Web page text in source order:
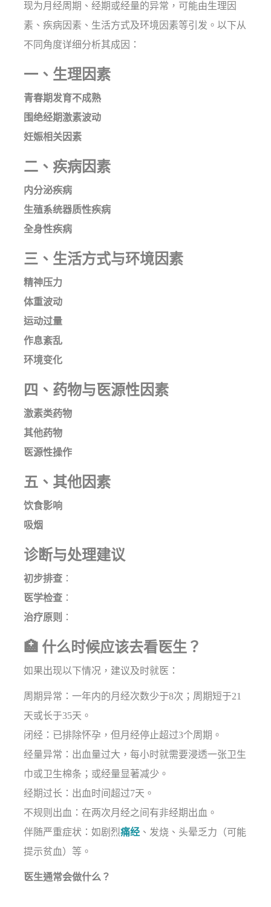
现为月经周期、经期或经量的异常，可能由生理因
素、疾病因素、生活方式及环境因素等引发。以下从
不同角度详细分析其成因：
一、生理因素
青春期发育不成熟
围绝经期激素波动
妊娠相关因素
二、疾病因素
内分泌疾病
生殖系统器质性疾病
全身性疾病
三、生活方式与环境因素
精神压力
体重波动
运动过量
作息紊乱
环境变化
四、药物与医源性因素
激素类药物
其他药物
医源性操作
五、其他因素
饮食影响
吸烟
诊断与处理建议
初步排查 ：
医学检查 ：
治疗原则
：
🏥 什么时候应该去看医生？
如果出现以下情况，建议及时就医：
周期异常：一年内的月经次数少于8次；周期短于21
天或长于35天。
闭经：已排除怀孕，但月经停止超过3个周期。
经量异常：出血量过大，每小时就需要浸透一张卫生
巾或卫生棉条；或经量显著减少。
经期过长：出血时间超过7天。
不规则出血：在两次月经之间有非经期出血。
伴随严重症状：如剧烈痛经 、发烧、头晕乏力（可能
提示贫血）等。
医生通常会做什么？